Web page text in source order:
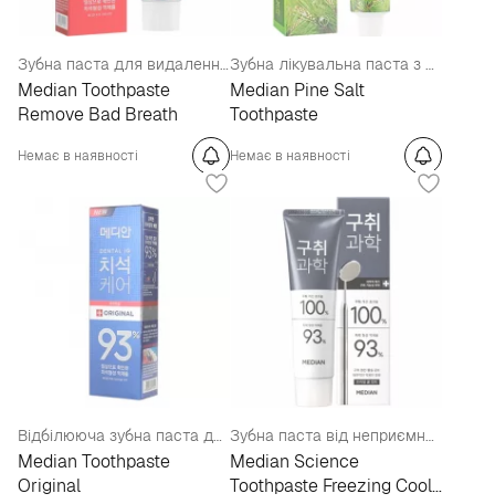
Зубна паста для видалення нальоту зі смаком вишні
Median Toothpaste
Remove Bad Breath
Немає в наявності
Зубна лікувальна паста з екстрактом соснових голок
Median Pine Salt
Toothpaste
Немає в наявності
Відбілююча зубна паста для видалення нальоту зі смаком м'яти
Median Toothpaste
Original
Зубна паста від неприємного запаху з рота «Охолоджувальна свіжа м'ята»
Median Science
Toothpaste Freezing Cool